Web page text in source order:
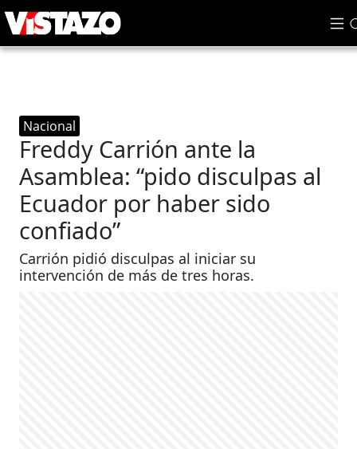
Nacional
Freddy Carrión ante la
Asamblea: “pido disculpas al
Ecuador por haber sido
confiado”
Carrión pidió disculpas al iniciar su
intervención de más de tres horas.